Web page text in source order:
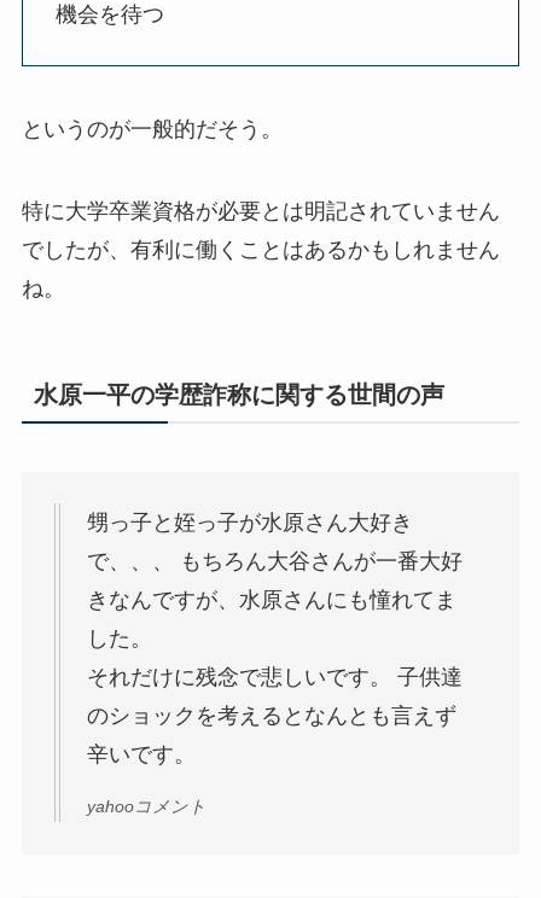
機会を待つ
というのが一般的だそう。
特に大学卒業資格が必要とは明記されていません
でしたが、有利に働くことはあるかもしれません
ね。
水原一平の学歴詐称に関する世間の声
甥っ子と姪っ子が水原さん大好き
で、、、 もちろん大谷さんが一番大好
きなんですが、水原さんにも憧れてま
した。
それだけに残念で悲しいです。 子供達
のショックを考えるとなんとも言えず
辛いです。
yahooコメント